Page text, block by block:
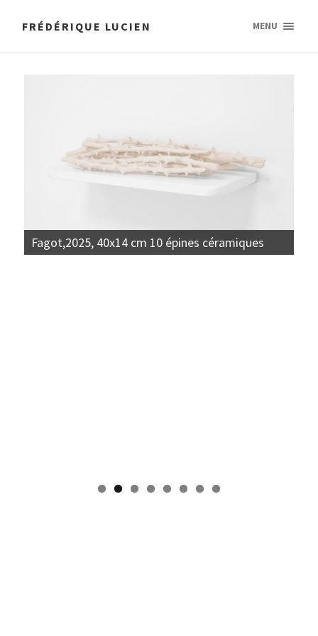
FRÉDÉRIQUE LUCIEN MENU
Fagot,2025, 40x14 cm 10 épines céramiques